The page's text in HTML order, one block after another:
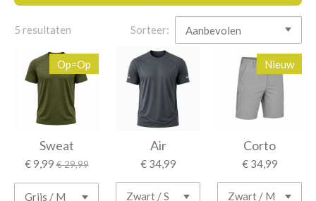
5 resultaten Sorteer:
Op=Op
Sweat
€ 9,99 € 29,99
Air
€ 34,99
Nieuw
Corto
€ 34,99